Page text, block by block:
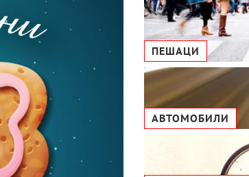
ПЕШАЦИ
АВТОМОБИЛИ